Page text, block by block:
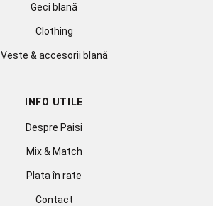
Geci blană
Clothing
Veste & accesorii blană
INFO UTILE
Despre Paisi
Mix & Match
Plata în rate
Contact